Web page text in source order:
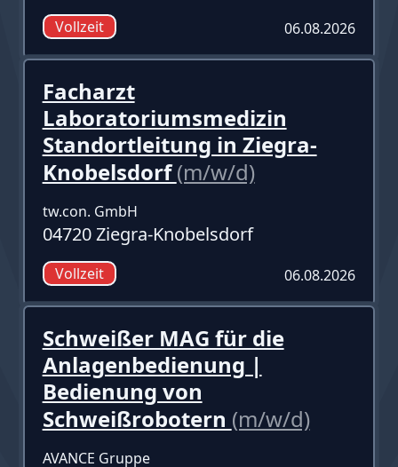
Vollzeit 06.08.2026
Facharzt
Laboratoriumsmedizin
Standortleitung in Ziegra-
Knobelsdorf(m/w/d)
tw.con. GmbH
04720 Ziegra-Knobelsdorf
Vollzeit 06.08.2026
Schweißer MAG für die
Anlagenbedienung |
Bedienung von
Schweißrobotern (m/w/d)
AVANCE Gruppe